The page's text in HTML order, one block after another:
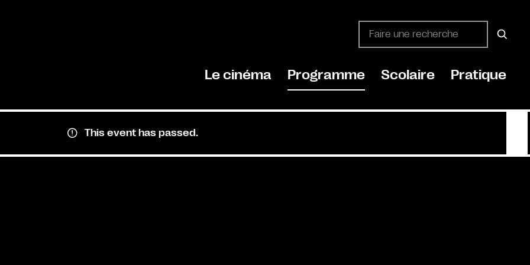
Le cinéma Programme Scolaire Pratique
This event has passed.